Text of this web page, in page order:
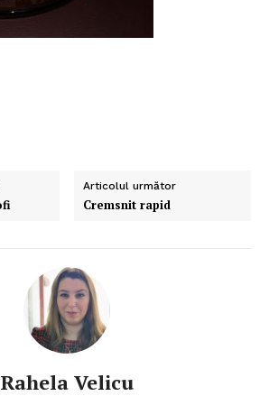
Articolul următor
Cremsnit rapid
Rahela Velicu